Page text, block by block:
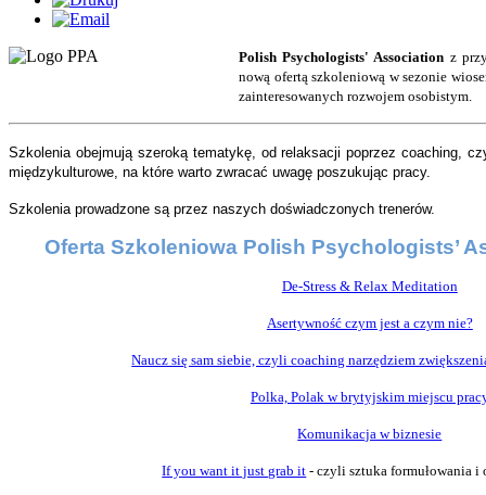
Polish Psychologists' Association z
nową ofertą szkoleniową w sezonie
zainteresowanych rozwojem osobistym.
Szkolenia obejmują szeroką tematykę, od relaksacji poprzez coaching,
międzykulturowe, na które warto zwracać uwagę poszukując pracy.
Szkolenia prowadzone są przez naszych doświadczonych trenerów.
Oferta Szkoleniowa Polish Psychologists’
De-Stress & Relax Meditation
Asertywność czym jest a czym nie?
Naucz się sam siebie, czyli coaching narzędziem
Polka, Polak w brytyjskim miejscu
Komunikacja w biznesie
If you want it just grab it -czyli sztuka formułowania i